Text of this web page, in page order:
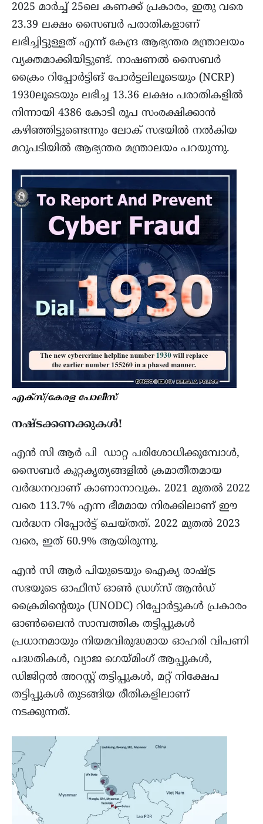
2025 മാർച്ച്‌ 25ലെ കണക്ക് പ്രകാരം, ഇതു വരെ
23.39 ലക്ഷം സൈബർ പരാതികളാണ്
ലഭിച്ചിട്ടുള്ളത് എന്ന് കേന്ദ്ര ആഭ്യന്തര മന്ത്രാലയം
വ്യക്തമാക്കിയിട്ടുണ്ട്. നാഷണൽ സൈബർ
ക്രൈം റിപ്പോർട്ടിങ് പോർട്ടലിലൂടെയും (NCRP)
1930ലൂടെയും ലഭിച്ച 13.36 ലക്ഷം പരാതികളിൽ
നിന്നായി 4386 കോടി രൂപ സംരക്ഷിക്കാൻ
കഴിഞ്ഞിട്ടുണ്ടെന്നും ലോക് സഭയിൽ നൽകിയ
മറുപടിയിൽ ആഭ്യന്തര മന്ത്രാലയം പറയുന്നു.
എക്സ്/കേരള പോലീസ്
നഷ്ടക്കണക്കുകൾ!
എൻ സി ആർ പി ഡാറ്റ പരിശോധിക്കുമ്പോൾ,
സൈബർ കുറ്റകൃത്യങ്ങളിൽ ക്രമാതീതമായ
വർദ്ധനവാണ് കാണാനാവുക. 2021 മുതൽ 2022
വരെ 113.7% എന്ന ഭീമമായ നിരക്കിലാണ് ഈ
വർദ്ധന റിപ്പോർട്ട് ചെയ്തത്. 2022 മുതൽ 2023
വരെ, ഇത് 60.9% ആയിരുന്നു.
എൻ സി ആർ പിയുടെയും ഐക്യ രാഷ്ട്ര
സഭയുടെ ഓഫീസ് ഓൺ ഡ്രഗ്സ് ആൻഡ്
ക്രൈമിന്റെയും (UNODC) റിപ്പോർട്ടുകൾ പ്രകാരം
ഓൺലൈൻ സാമ്പത്തിക തട്ടിപ്പുകൾ
പ്രധാനമായും നിയമവിരുദ്ധമായ ഓഹരി വിപണി
പദ്ധതികൾ, വ്യാജ ഗെയ്മിംഗ് ആപ്പുകൾ,
ഡിജിറ്റൽ അറസ്റ്റ് തട്ടിപ്പുകൾ, മറ്റ് നിക്ഷേപ
തട്ടിപ്പുകൾ തുടങ്ങിയ രീതികളിലാണ്
നടക്കുന്നത്.